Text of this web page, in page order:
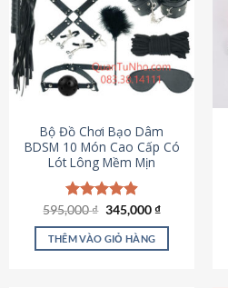
thể.
Các
tùy
chọn
có
chọn
trên
trang
sản
phẩm
Bộ Đồ Chơi Bạo Dâm
BDSM 10 Món Cao Cấp Có
Lót Lông Mềm Mịn
Được xếp
hạng4.88
5 sao
595,000₫ Giá
là:
595,000 ₫.
345,000₫Giá
tại
THÊM VÀO GIỎ HÀNG